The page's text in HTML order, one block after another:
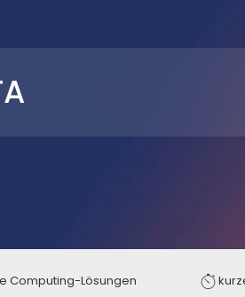
Computing-Lösungen